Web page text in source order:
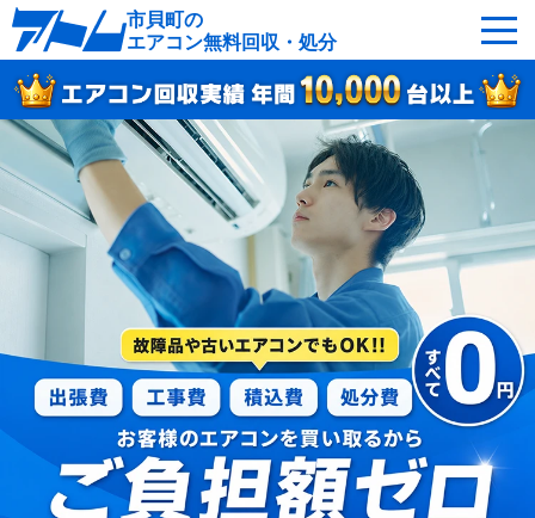
市貝町の
エアコン無料回収・処分
サービスの特徴 回収可能なエアコン
対応エリア 回収の流れ
よくあるご質問 運営会社
市貝町へ無料出張
最短即日 お急ぎの方はこちら
050-5482-9461
受付：24時間年中無休（通話料無料）